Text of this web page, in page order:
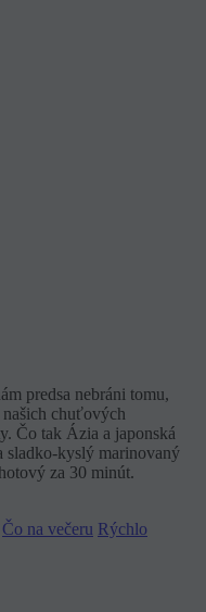
predsa nebráni tomu,
chuťových
Čo tak Ázia a japonská
sladko-kyslý marinovaný
za 30 minút.
Čo na večeru Rýchlo